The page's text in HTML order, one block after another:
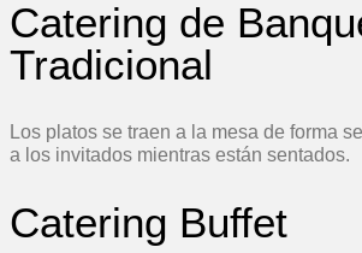
Catering de
Tradicional
Los platos se traen a la mesa de forma
a los invitados mientras están sentados.
Catering Buffet